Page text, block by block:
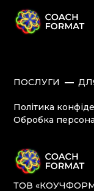
ТОВ
ПОСЛУГИ
Політика
Обробка